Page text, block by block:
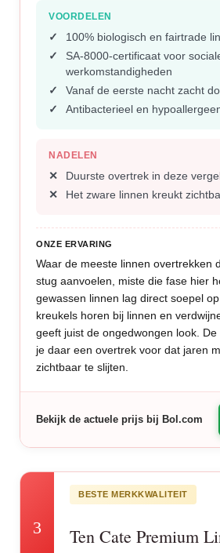
VOORDELEN
100% biologisch en fairtrade
SA-8000-certificaat voor
werkomstandigheden
Vanaf de eerste nacht zacht
Antibacterieel en
NADELEN
Duurste overtrek in deze
Het zware linnen kreukt
ONZE ERVARING
Waar de meeste linnen overtrekken
stug aanvoelen, miste die fase hier
gewassen linnen lag direct soepel
kreukels horen bij linnen en
geeft juist de ongedwongen look.
je daar een overtrek voor dat jaren
zichtbaar te slijten.
Bekijk de actuele prijs bij Bol.com
3
BESTE MERKKWALITEIT
Ten Cate Premium